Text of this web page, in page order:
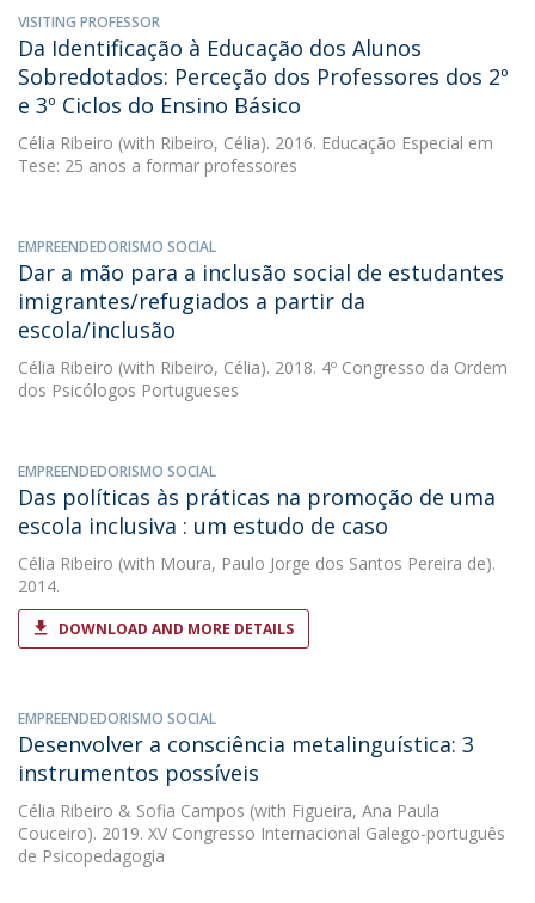
VISITING PROFESSOR
Da Identificação à Educação dos Alunos
Sobredotados: Perceção dos Professores dos 2º
e 3º Ciclos do Ensino Básico
Célia Ribeiro (with Ribeiro, Célia). 2016. Educação Especial em
Tese: 25 anos a formar professores
EMPREENDEDORISMO SOCIAL
Dar a mão para a inclusão social de estudantes
imigrantes/refugiados a partir da
escola/inclusão
Célia Ribeiro (with Ribeiro, Célia). 2018. 4º Congresso da Ordem
dos Psicólogos Portugueses
EMPREENDEDORISMO SOCIAL
Das políticas às práticas na promoção de uma
escola inclusiva : um estudo de caso
Célia Ribeiro (with Moura, Paulo Jorge dos Santos Pereira de).
2014.
DOWNLOAD AND MORE DETAILS
EMPREENDEDORISMO SOCIAL
Desenvolver a consciência metalinguística: 3
instrumentos possíveis
Célia Ribeiro & Sofia Campos (with Figueira, Ana Paula
Couceiro). 2019. XV Congresso Internacional Galego-português
de Psicopedagogia